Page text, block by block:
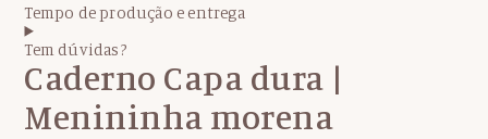
Tempo de produção e entrega
Tem dúvidas?
Caderno Capa dura |
Menininha morena